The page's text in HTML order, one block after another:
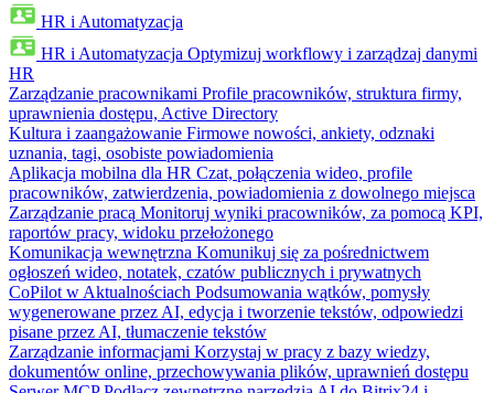
HR i Automatyzacja
HR i Automatyzacja Optymizuj workflowy i zarządzaj danymi
HR
Zarządzanie pracownikami Profile pracowników, struktura firmy,
uprawnienia dostępu, Active Directory
Kultura i zaangażowanie Firmowe nowości, ankiety, odznaki
uznania, tagi, osobiste powiadomienia
Aplikacja mobilna dla HR Czat, połączenia wideo, profile
pracowników, zatwierdzenia, powiadomienia z dowolnego miejsca
Zarządzanie pracą Monitoruj wyniki pracowników, za pomocą KPI,
raportów pracy, widoku przełożonego
Komunikacja wewnętrzna Komunikuj się za pośrednictwem
ogłoszeń wideo, notatek, czatów publicznych i prywatnych
CoPilot w Aktualnościach Podsumowania wątków, pomysły
wygenerowane przez AI, edycja i tworzenie tekstów, odpowiedzi
pisane przez AI, tłumaczenie tekstów
Zarządzanie informacjami Korzystaj w pracy z bazy wiedzy,
dokumentów online, przechowywania plików, uprawnień dostępu